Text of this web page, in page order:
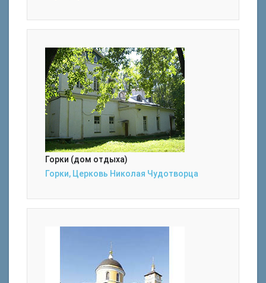
Горки (дом отдыха)
Горки, Церковь Николая Чудотворца